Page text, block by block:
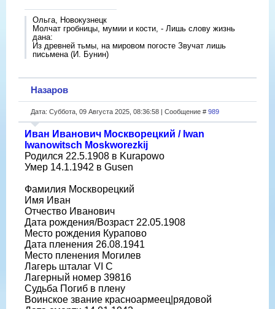
Ольга, Новокузнецк
Молчат гробницы, мумии и кости, - Лишь слову жизнь
дана:
Из древней тьмы, на мировом погосте Звучат лишь
письмена (И. Бунин)
Назаров
Дата: Суббота, 09 Августа 2025, 08:36:58 | Сообщение # 989
Иван Иванович Москворецкий / Iwan
Iwanowitsch Moskworezkij
Родился 22.5.1908 в Kurapowo
Умер 14.1.1942 в Gusen
Фамилия Москворецкий
Имя Иван
Отчество Иванович
Дата рождения/Возраст 22.05.1908
Место рождения Курапово
Дата пленения 26.08.1941
Место пленения Могилев
Лагерь шталаг VI C
Лагерный номер 39816
Судьба Погиб в плену
Воинское звание красноармеец|рядовой